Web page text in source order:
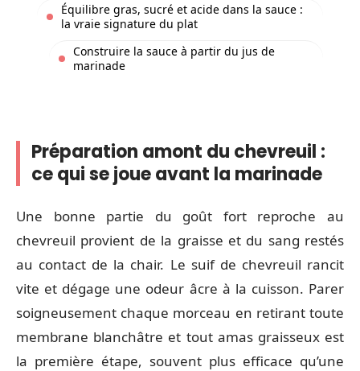
Équilibre gras, sucré et acide dans la sauce :
la vraie signature du plat
Construire la sauce à partir du jus de
marinade
Préparation amont du chevreuil :
ce qui se joue avant la marinade
Une bonne partie du goût fort reproche au
chevreuil provient de la graisse et du sang restés
au contact de la chair. Le suif de chevreuil rancit
vite et dégage une odeur âcre à la cuisson. Parer
soigneusement chaque morceau en retirant toute
membrane blanchâtre et tout amas graisseux est
la première étape, souvent plus efficace qu’une